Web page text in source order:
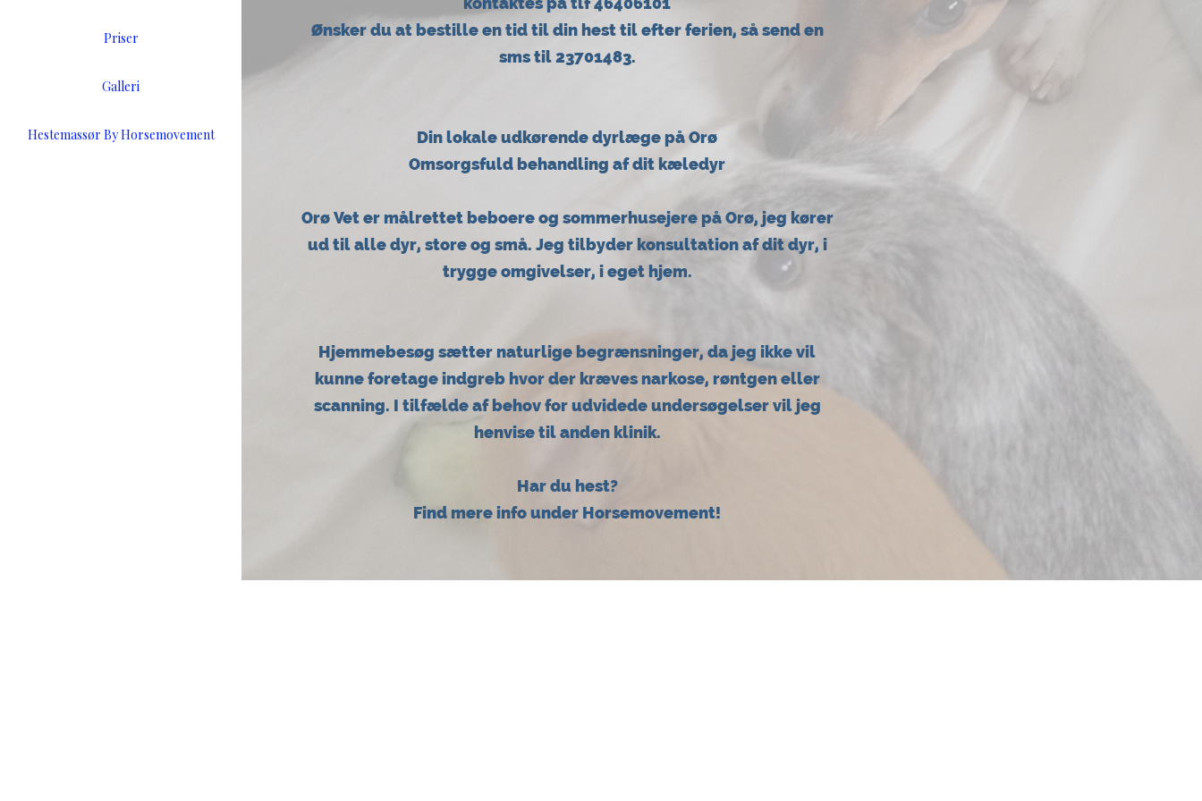
Priser
Galleri
Hestemassør By Horsemovement
Ønsker du at bestille en tid til din hest til efter ferien, så send en
sms til 23701483.
Din lokale udkørende dyrlæge på Orø
Omsorgsfuld behandling af dit kæledyr
Orø Vet er målrettet beboere og sommerhusejere på Orø, jeg kører
ud til alle dyr, store og små. Jeg tilbyder konsultation af dit dyr, i
trygge omgivelser, i eget hjem.
Hjemmebesøg sætter naturlige begrænsninger, da jeg ikke vil
kunne foretage indgreb hvor der kræves narkose, røntgen eller
scanning. I tilfælde af behov for udvidede undersøgelser vil jeg
henvise til anden klinik.
Har du hest?
Find mere info under Horsemovement!